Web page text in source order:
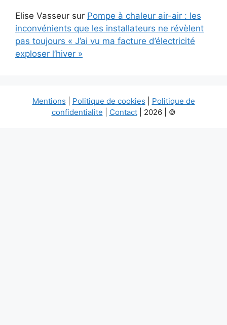
Elise Vasseur sur Pompe à chaleur air-air : les
inconvénients que les installateurs ne révèlent
pas toujours « J’ai vu ma facture d’électricité
exploser l’hiver »
Mentions Politique de cookies
Politique de
confidentialite
Contact| 2026 | ©